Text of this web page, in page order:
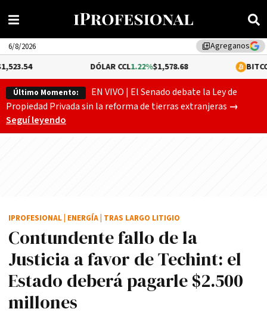
library_addAgreganos
6/8/2026
1.22%$1,578.68 0.12%
Último Momento:
EN VIVO | El Senado debate la Ley de
Propiedad Privada sin la reforma de tierras extranjeras →
Seguí leyendo
Contundente fallo de la
Justicia a favor de Techint: el
Estado deberá pagarle $2.500
millones
IPROFESIONAL ENERGÍA TRAS LARGO LITIGIO